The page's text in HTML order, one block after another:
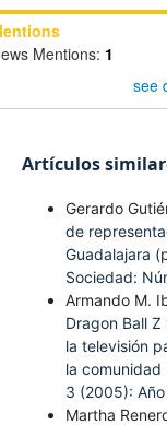
Mentions: 1
see
Artículos
Gerardo
de
Guadalajara
Sociedad:
Armando M.
Dragon Ball
la televisión
la comunidad
3 (2005):
Martha